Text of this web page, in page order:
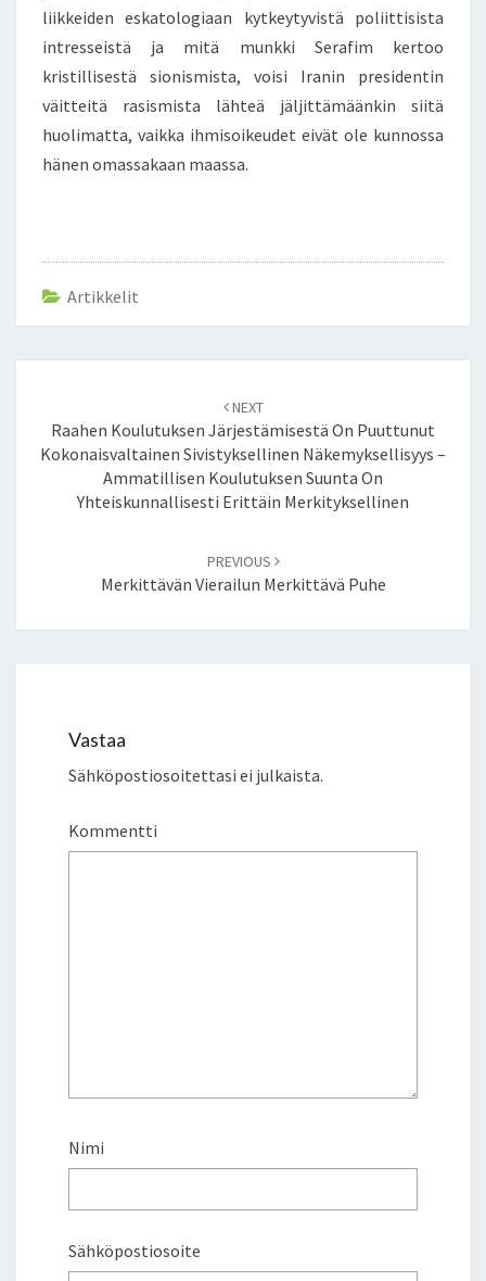
liikkeiden eskatologiaan kytkeytyvistä poliittisista
intresseistä ja mitä munkki Serafim kertoo
kristillisestä sionismista, voisi Iranin presidentin
väitteitä rasismista lähteä jäljittämäänkin siitä
huolimatta, vaikka ihmisoikeudet eivät ole kunnossa
hänen omassakaan maassa.
Artikkelit
navigation
NEXT
Raahen Koulutuksen Järjestämisestä On Puuttunut
Kokonaisvaltainen Sivistyksellinen Näkemyksellisyys –
Ammatillisen Koulutuksen Suunta On
Yhteiskunnallisesti Erittäin Merkityksellinen
PREVIOUS
Merkittävän Vierailun Merkittävä Puhe
Vastaa
Sähköpostiosoitettasi ei julkaista.
Kommentti
Nimi
Sähköpostiosoite